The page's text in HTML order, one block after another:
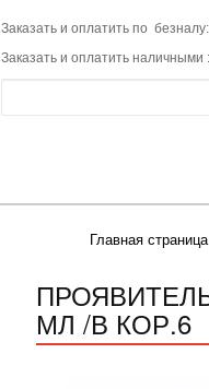
Заказать и оплатить по
Заказать и оплатить наличными
Главная страница
МЛ /В КОР.6